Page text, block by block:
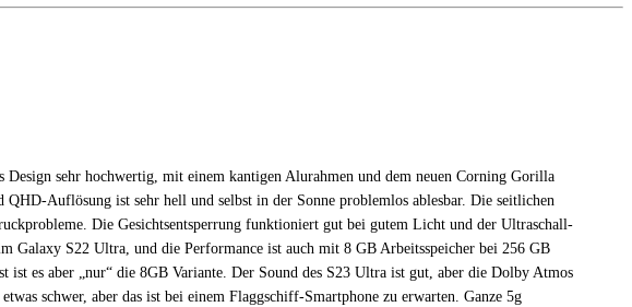
Design sehr hochwertig, mit einem kantigen Alurahmen und dem neuen Corning Gorilla
Auflösung ist sehr hell und selbst in der Sonne problemlos ablesbar. Die seitlichen
Die Gesichtsentsperrung funktioniert gut bei gutem Licht und der Ultraschall-
Galaxy S22 Ultra, und die Performance ist auch mit 8 GB Arbeitsspeicher bei 256 GB
es aber „nur“ die 8GB Variante. Der Sound des S23 Ultra ist gut, aber die Dolby Atmos
schwer, aber das ist bei einem Flaggschiff-Smartphone zu erwarten. Ganze 5g